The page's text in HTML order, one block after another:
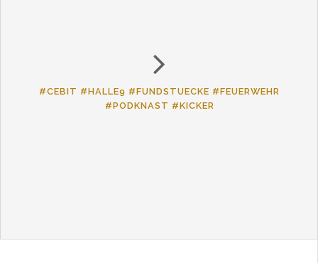
#CEBIT #HALLE9 #FUNDSTUECKE #FEUERWEHR
#PODKNAST #KICKER